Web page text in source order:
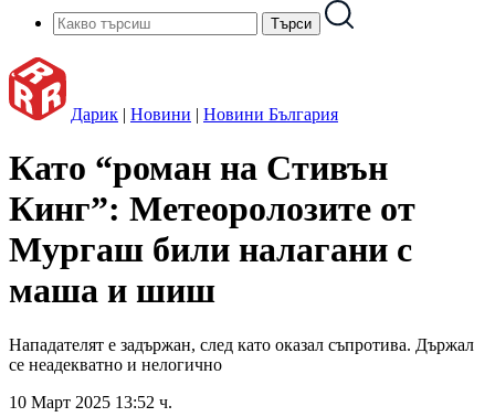
Дарик | Новини | Новини България
Като “роман на Стивън
Кинг”: Метеоролозите от
Мургаш били налагани с
маша и шиш
Нападателят е задържан, след като оказал съпротива. Държал
се неадекватно и нелогично
10 Март 2025 13:52 ч.